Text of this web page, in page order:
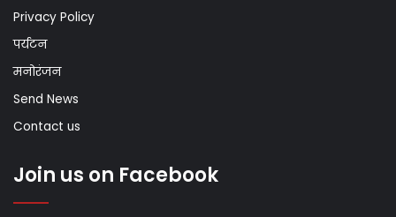
Privacy Policy
पर्यटन
मनोरंजन
Send News
Contact us
Join us on Facebook